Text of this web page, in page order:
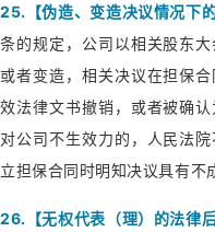
25.【伪造、变造决议情况下
条的规定，公司以相关股东
或者变造，相关决议在担保
效法律文书撤销，或者被确
对公司不生效力的，人民法
立担保合同时明知决议具有不
26.【无权代表（理）的法律后